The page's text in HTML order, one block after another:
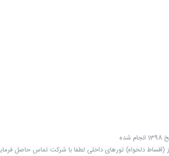
(اقساط دلخواه) تورهای داخلی لطفا با شرکت تماس حاصل